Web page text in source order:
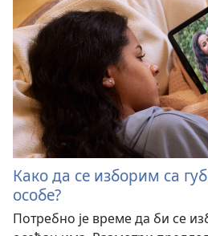
Како да се изборим са
особе?
Потребно је време да би се